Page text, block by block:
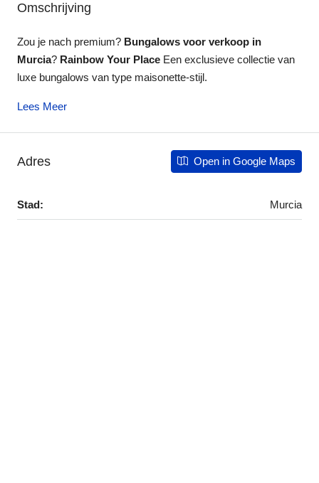
Omschrijving
Zou je nach premium? Bungalows voor verkoop in
Murcia? Rainbow Your Place Een exclusieve collectie van
luxe bungalows van type maisonette-stijl.
Lees Meer
Adres Open in Google Maps
Stad: Murcia